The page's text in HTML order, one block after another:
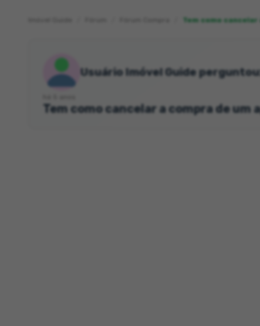
Tem como
Usuário Imóvel Guide
Tem como cancelar a compra de um